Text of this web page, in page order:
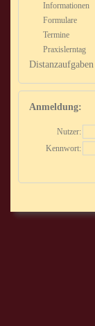
Informationen
Formulare
Termine
Praxislerntag
Distanzaufgaben
Anmeldung:
Nutzer:
Kennwort: